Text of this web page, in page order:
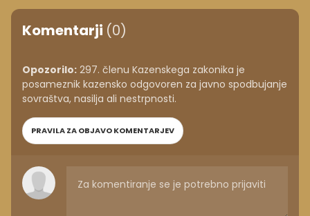
Komentarji (0)
Opozorilo: 297. členu Kazenskega zakonika je
posameznik kazensko odgovoren za javno spodbujanje
sovraštva, nasilja ali nestrpnosti.
PRAVILA ZA OBJAVO KOMENTARJEV